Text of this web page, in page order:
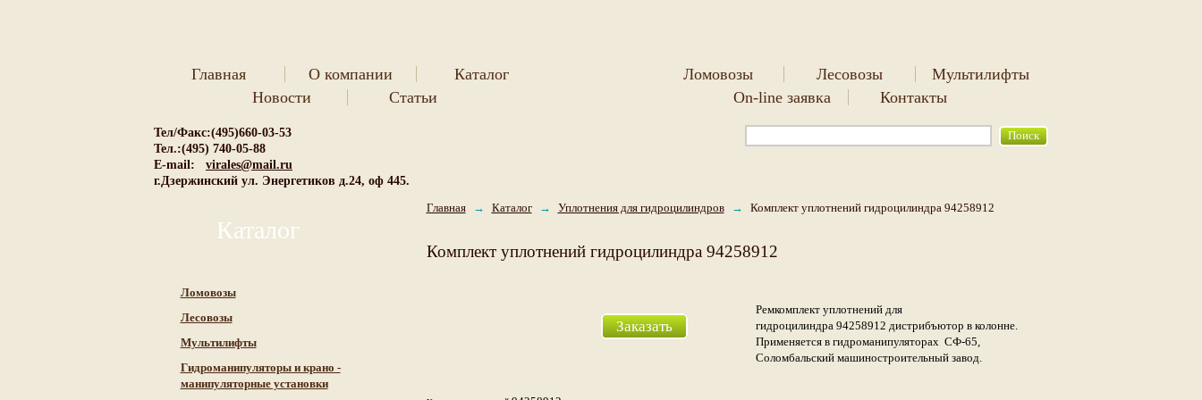
Новости Статьи
Главная О компании Каталог Ломовозы Лесовозы
Мультилифты
On-line заявка
Контакты
Тел/Факс:(495)660-03-53
Тел.:(495) 740-05-88
E-mail:
virales@mail.ru
г.Дзержинский ул. Энергетиков д.24, оф 445.
Главная
→ Каталог → Уплотнения для гидроцилиндров → Комплект уплотнений гидроцилиндра 94258912
Каталог
Ломовозы
Лесовозы
Мультилифты
Гидроманипуляторы и крано -
манипуляторные установки
Комплект уплотнений гидроцилиндра 94258912
Заказать
Ремкомплект уплотнений для
гидроцилиндра 94258912 дистрибъютор в колонне.
Применяется в гидроманипуляторах СФ-65,
Соломбальский машиностроительный завод.